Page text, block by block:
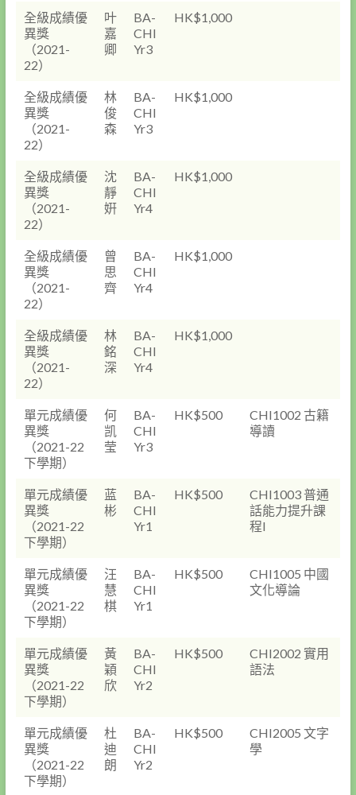
全級成績優
異獎
（2021-
22）
叶
嘉
卿
BA-
CHI
Yr3
HK$1,000
全級成績優
異獎
（2021-
22）
林
俊
森
BA-
CHI
Yr3
HK$1,000
全級成績優
異獎
（2021-
22）
沈
靜
姸
BA-
CHI
Yr4
HK$1,000
全級成績優
異獎
（2021-
22）
曾
思
齊
BA-
CHI
Yr4
HK$1,000
全級成績優
異獎
（2021-
22）
林
銘
深
BA-
CHI
Yr4
HK$1,000
單元成績優
異獎
（2021-22
下學期）
何
凯
莹
BA-
CHI
Yr3
HK$500
CHI1002 古籍
導讀
單元成績優
異獎
（2021-22
下學期）
蓝
彬
BA-
CHI
Yr1
HK$500
CHI1003 普通
話能力提升課
程I
單元成績優
異獎
（2021-22
下學期）
汪
慧
棋
BA-
CHI
Yr1
HK$500
CHI1005 中國
文化導論
單元成績優
異獎
（2021-22
下學期）
黃
穎
欣
BA-
CHI
Yr2
HK$500
CHI2002 實用
語法
單元成績優
異獎
（2021-22
下學期）
杜
迪
朗
BA-
CHI
Yr2
HK$500
CHI2005 文字
學